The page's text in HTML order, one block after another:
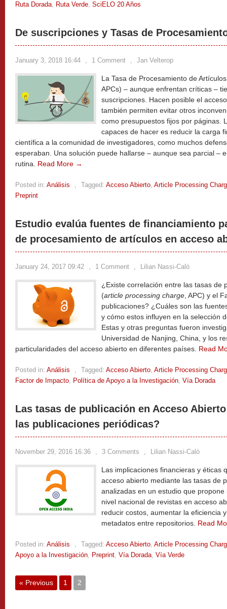
Ruta Dorada, Ruta Verde, SciELO 20 Años
De suscripciones y Tasas de
January 3, 2018 16:44 , 1 Comment , Jan Velterop
La Tasa de Procesamiento de
APCs) – aunque enfrentan críticas –
suscripciones. Hacen posible el
también permiten evitar otros
como presupuestos fijos por páginas.
capaces de hacer es reducir la carga
científica a la comunidad de investigadores, como muchos
esperaban. Una solución puede hallarse – aunque sea parcial –
rutina. Read More →
Posted in: Análisis , Tagged: Acceso Abierto, Article Processing
Preprint
Estudio evalúa fuentes de financiamiento
de procesamiento de artículos en acceso
January 24, 2017 09:42 , 1 Comment , Lilian Nassi-Calò
¿Existe correlación entre las tasas de
(article processing charge , APC) y el
publicaciones? ¿Cuáles son las
y cómo estos influyen en la selección
Estas y otras preguntas fueron
Universidad de Nanjing, China, y los
particularidades del acceso abierto en diferentes países. Read
Posted in: Análisis , Tagged: Acceso Abierto, Article Processing
Factor de Impacto, Política de Apoyo a la Investigación, Vía Dorada
Las tasas de publicación en Acceso
las publicaciones periódicas?
November 29, 2016 16:36 , 3 Comments , Lilian Nassi-Calò
Las implicaciones financieras y éticas
acceso abierto mediante las tasas de
analizadas en un estudio que
nivel nacional de revistas en acceso
reducir costos, aumentar la eficiencia
metadatos entre repositorios. Read
Posted in: Análisis , Tagged: Acceso Abierto, Article Processing
Apoyo a la Investigación, Preprint, Vía Dorada, Vía Verde
« Previous 1 2